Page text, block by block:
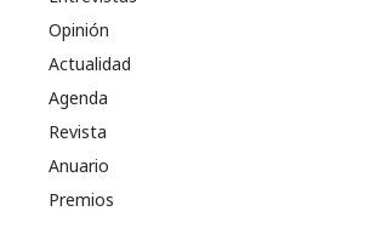
Opinión
Actualidad
Agenda
Revista
Anuario
Premios